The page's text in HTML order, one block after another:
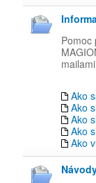
Pomoc
Ako
Ako
Ako
Ako
Ako